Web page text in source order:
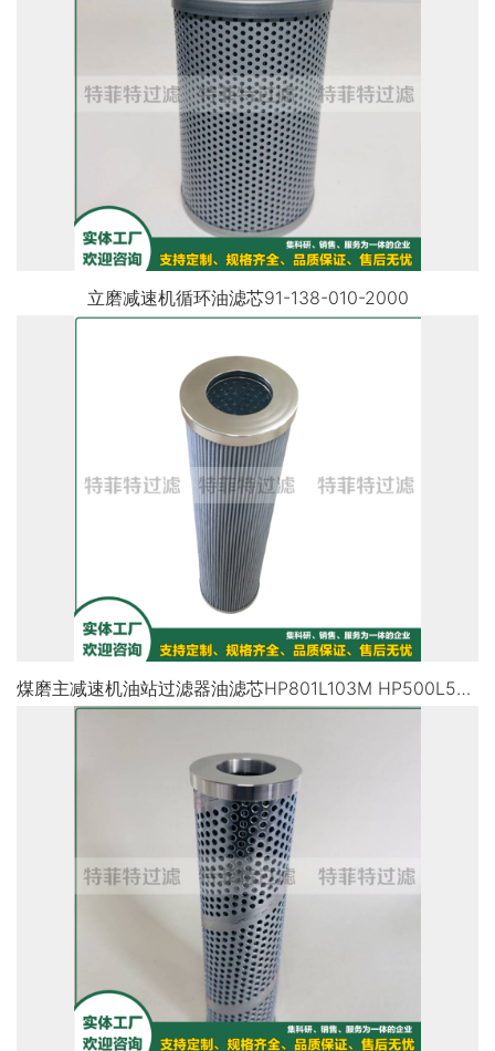
立磨减速机循环油滤芯91-138-010-2000
煤磨主减速机油站过滤器油滤芯HP801L103M HP500L53M